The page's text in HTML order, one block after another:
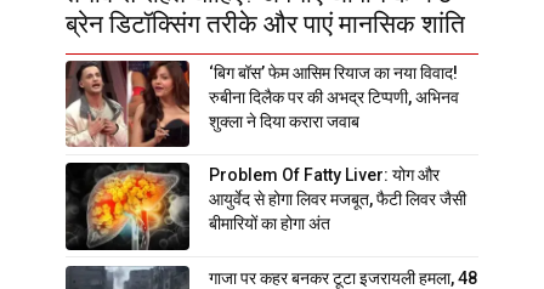
ब्रेन डिटॉक्सिंग तरीके और पाएं मानसिक शांति
‘बिग बॉस’ फेम आसिम रियाज का नया विवाद!
रुबीना दिलैक पर की अभद्र टिप्पणी, अभिनव
शुक्ला ने दिया करारा जवाब
Problem Of Fatty Liver: योग और
आयुर्वेद से होगा लिवर मजबूत, फैटी लिवर जैसी
बीमारियों का होगा अंत
गाजा पर कहर बनकर टूटा इजरायली हमला, 48